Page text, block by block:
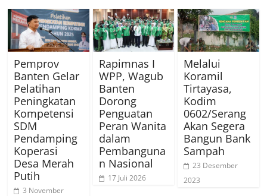
Pemprov
Banten Gelar
Pelatihan
Peningkatan
Kompetensi
SDM
Pendamping
Koperasi
Desa Merah
Putih
3 November
Rapimnas I
WPP, Wagub
Banten
Dorong
Penguatan
Peran Wanita
dalam
Pembanguna
n Nasional
17 Juli 2026
Melalui
Koramil
Tirtayasa,
Kodim
0602/Serang
Akan Segera
Bangun Bank
Sampah
23 Desember
2023